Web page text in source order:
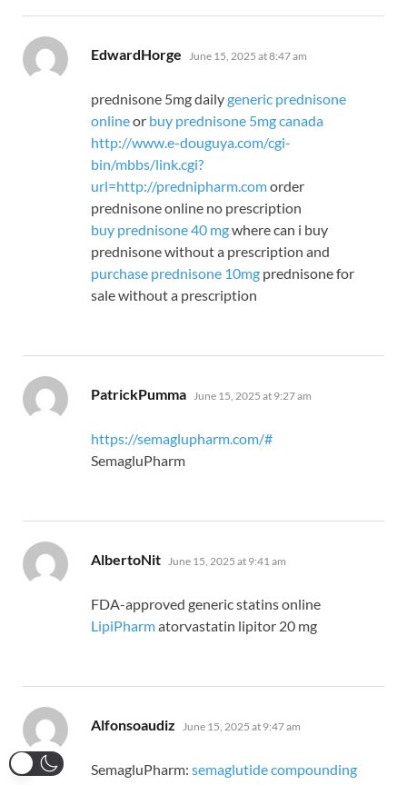
EdwardHorge says:
June 15, 2025 at 8:47 am
prednisone 5mg dailygeneric prednisone
onlineor buy prednisone 5mg canada
http://www.e-douguya.com/cgi-
bin/mbbs/link.cgi?
url=http://prednipharm.comorder
prednisone online no prescription
buy prednisone 40 mgwhere can i buy
prednisone without a prescription and
purchase prednisone 10mg prednisone for
sale without a prescription
PatrickPumma says:
June 15, 2025 at 9:27 am
https://semaglupharm.com/#
SemagluPharm
AlbertoNit says:
June 15, 2025 at 9:41 am
FDA-approved generic statins online
LipiPharmatorvastatin lipitor 20 mg
Alfonsoaudiz says:
June 15, 2025 at 9:47 am
SemagluPharm: semaglutide compounding